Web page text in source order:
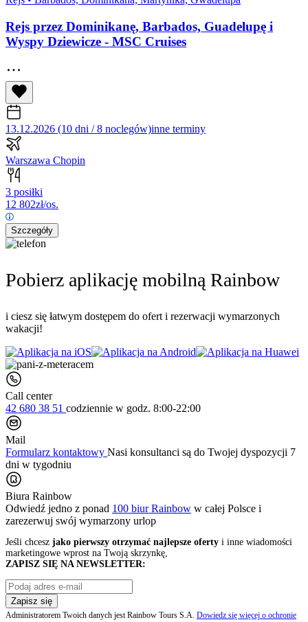
Rejs przez Dominikanę, Barbados, Guadelupę i
Wyspy Dziewicze - MSC Cruises
13.12.2026 (10 dni / 8 noclegów)inne terminy
Warszawa Chopin
3 posiłki
12 802zł/os.
Szczegóły
Pobierz aplikację mobilną Rainbow
i ciesz się łatwym dostępem do ofert i rezerwacji wymarzonych
wakacji!
Call center
42 680 38 51 codziennie w godz. 8:00-22:00
Mail
Formularz kontaktowy Nasi konsultanci są do Twojej dyspozycji 7
dni w tygodniu
Biura Rainbow
Odwiedź jedno z ponad 100 biur Rainbow w całej Polsce i
zarezerwuj swój wymarzony urlop
Jeśli chcesz jako pierwszy otrzymać najlepsze oferty i inne wiadomości
marketingowe wprost na Twoją skrzynkę,
ZAPISZ SIĘ NA NEWSLETTER:
Zapisz się
Administratorem Twoich danych jest Rainbow Tours S.A. Dowiedz się więcej o ochronie